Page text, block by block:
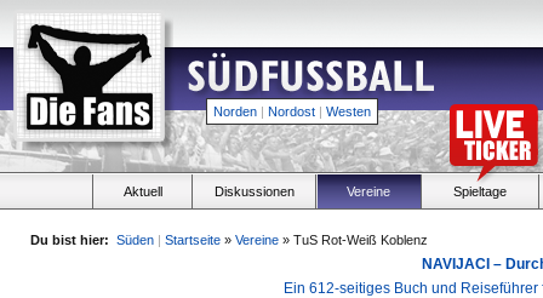
Norden | Nordost | Westen
Aktuell Diskussionen Vereine Spieltage
Du bist hier: Süden | Startseite » Vereine » TuS Rot-Weiß Koblenz
NAVIJACI –
Ein 612-seitiges Buch und